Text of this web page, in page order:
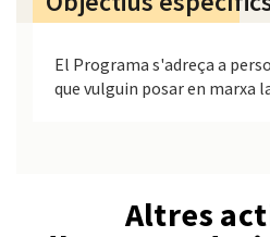
El Programa s'adreça a
que vulguin posar en marxa
Altres